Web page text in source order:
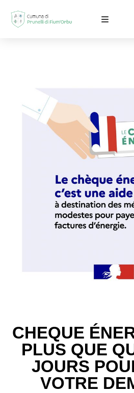
CHEQUE
PLUS QUE
JOURS
VOTRE